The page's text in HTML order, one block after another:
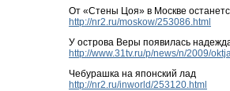
От «Стены Цоя» в Москве
http://nr2.ru/moskow/253086.html
У острова Веры появилась
http://www.31tv.ru/p/news/n/2009/
Чебурашка на японский лад
http://nr2.ru/inworld/253120.html